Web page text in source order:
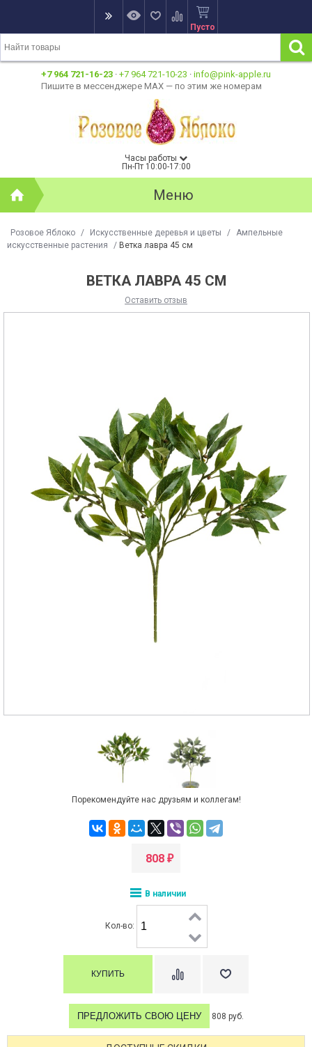
Пусто
+7 964 721-16-23 · +7 964 721-10-23 · info@pink-apple.ru
Пишите в мессенджере MAX — по этим же номерам
Часы работы
Пн-Пт 10:00-17:00
Меню
Розовое Яблоко / Искусственные деревья и цветы / Ампельные
искусственные растения
/ Ветка лавра 45 см
ВЕТКА ЛАВРА 45 СМ
Оставить отзыв
Порекомендуйте нас друзьям и коллегам!
808 ₽
В наличии
Кол-во:
ПРЕДЛОЖИТЬ СВОЮ ЦЕНУ 808 руб.